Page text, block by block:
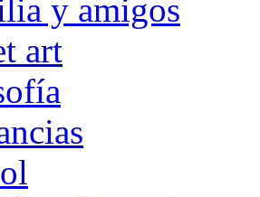
y amigos
art